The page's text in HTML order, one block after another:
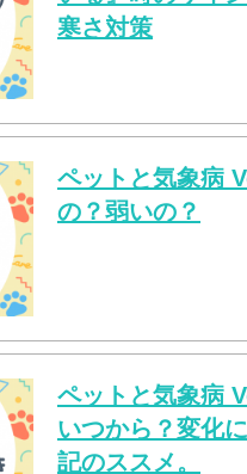
寒さ対策
ペットと気象病
の？弱いの？
ペットと気象病
いつから？変化
記のススメ。